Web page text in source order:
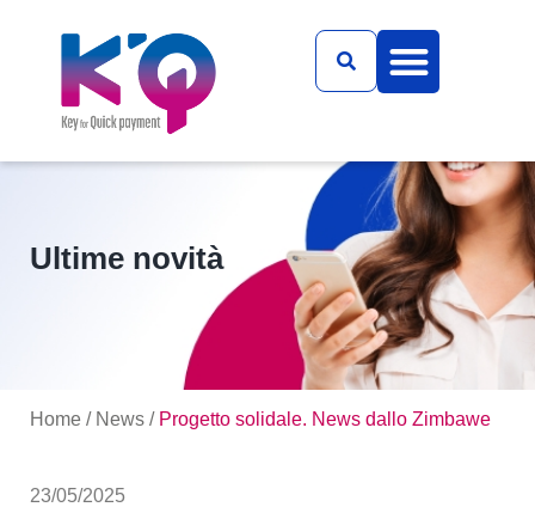
Ultime novità
Home / News / Progetto solidale. News dallo Zimbawe
23/05/2025